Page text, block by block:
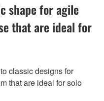
shape for agile
that are ideal for
classic designs for
that are ideal for solo